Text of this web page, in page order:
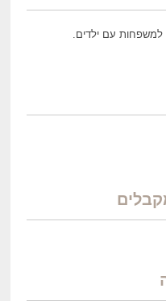
עם ילדים.